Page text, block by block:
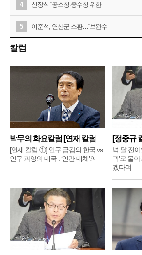
4 신장식 “공소청·중수청 위한
5 이준석, 연산군 소환…“보완수
칼럼
박무의 화요칼럼 [연재 칼럼
①]
[연재 칼럼 ①] 인구 급감의 한국 vs
인구 과잉의 대국 : ‘인간 대체’의
[정중규
배
넉 달 전이
귀’로 몰
겠다며